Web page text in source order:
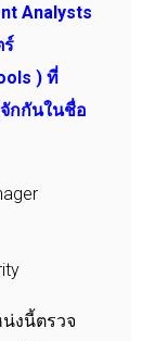
Analysts
ร์
) ที่
กกันในชื่อ
งนี้ตรวจ